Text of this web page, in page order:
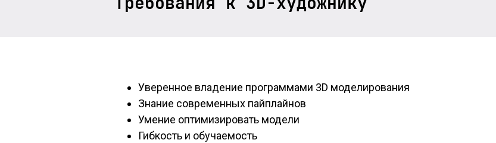
Уверенное владение программами 3D моделирования
Знание современных пайплайнов
Умение оптимизировать модели
Гибкость и обучаемость